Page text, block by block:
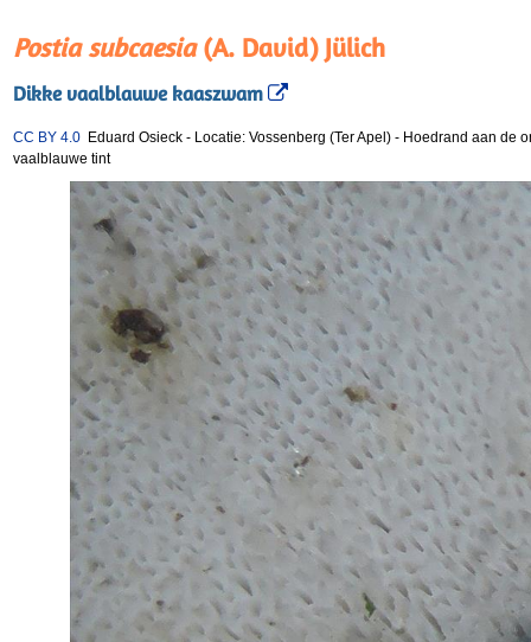
Postia subcaesia(A. David) Jülich
Dikke vaalblauwe kaaszwam
CC BY 4.0 Eduard Osieck - Locatie: Vossenberg (Ter Apel) - Hoedrand aan de
vaalblauwe tint